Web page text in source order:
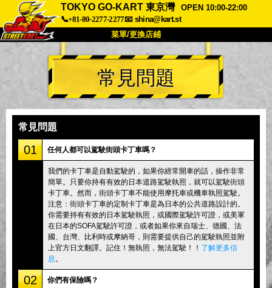
TOKYO GO-KART 東京灣
OPEN 10:00-22:00
📞+81-80-2277-2277📧 shina@kart.st
菜單/更換店鋪
首頁
關於 規格 價格
顧客聲音
公司
更換店鋪
東京 品川 #1 東京 秋葉原 #1
東京 秋葉原 #2 東京 澀谷
東京 澀谷附店 東京灣
東京 淺草 大阪
沖繩
常見問題
常見問題
01 任何人都可以駕駛街頭卡丁車嗎？
我們的卡丁車是自動駕駛的，如果你經常開車的話，操作非常
簡單。只要你持有有效的日本道路駕駛執照，就可以駕駛街頭
卡丁車。然而，街頭卡丁車不能使用摩托車或機車執照駕駛。
注意：街頭卡丁車的定制卡丁車是為日本的公共道路設計的。
你需要持有有效的日本駕駛執照，或國際駕駛許可證，或美軍
在日本的SOFA駕駛許可證，或者如果你來自瑞士、德國、法
國、台灣、比利時或摩納哥，則需要提供自己的駕駛執照並附
上官方日文翻譯。記住！無執照，無法駕駛！！ 了解更多信
息 。
02 你們有保險嗎？